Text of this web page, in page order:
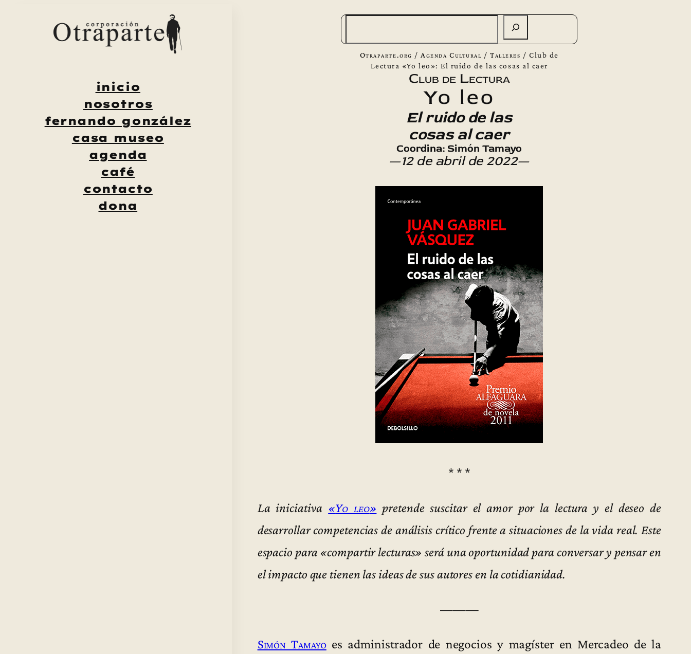
inicio
nosotros
fernando gonzález
casa museo
agenda
café
contacto
dona
Otraparte.org / Agenda Cultural /Talleres / Club de
Lectura «Yo leo»: El ruido de las cosas al caer
Club de Lectura
Yo leo
El ruido de las
cosas al caer
Coordina: Simón Tamayo
—12 de abril de 2022—
* * *
La iniciativa «Yo leo» pretende suscitar el amor por la lectura y el deseo de
desarrollar competencias de análisis crítico frente a situaciones de la vida real. Este
espacio para «compartir lecturas» será una oportunidad para conversar y pensar en
el impacto que tienen las ideas de sus autores en la cotidianidad.
———
Simón Tamayoes administrador de negocios y magíster en Mercadeo de la